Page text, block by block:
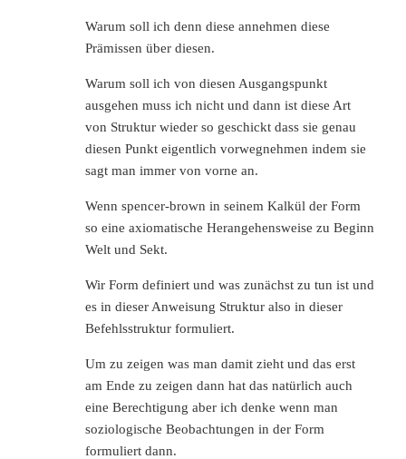
Warum soll ich denn diese annehmen diese
Prämissen über diesen.
Warum soll ich von diesen Ausgangspunkt
ausgehen muss ich nicht und dann ist diese Art
von Struktur wieder so geschickt dass sie genau
diesen Punkt eigentlich vorwegnehmen indem sie
sagt man immer von vorne an.
Wenn spencer-brown in seinem Kalkül der Form
so eine axiomatische Herangehensweise zu Beginn
Welt und Sekt.
Wir Form definiert und was zunächst zu tun ist und
es in dieser Anweisung Struktur also in dieser
Befehlsstruktur formuliert.
Um zu zeigen was man damit zieht und das erst
am Ende zu zeigen dann hat das natürlich auch
eine Berechtigung aber ich denke wenn man
soziologische Beobachtungen in der Form
formuliert dann.